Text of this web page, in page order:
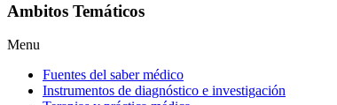
Ambitos Temáticos
Menu
Fuentes del saber médico
Instrumentos de diagnóstico e investigación